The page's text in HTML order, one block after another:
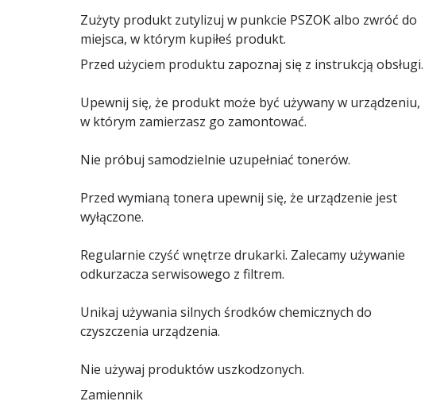
Zużyty produkt zutylizuj w punkcie PSZOK albo zwróć do
miejsca, w którym kupiłeś produkt.
Przed użyciem produktu zapoznaj się z instrukcją obsługi.
Upewnij się, że produkt może być używany w urządzeniu,
w którym zamierzasz go zamontować.
Nie próbuj samodzielnie uzupełniać tonerów.
Przed wymianą tonera upewnij się, że urządzenie jest
wyłączone.
Regularnie czyść wnętrze drukarki. Zalecamy używanie
odkurzacza serwisowego z filtrem.
Unikaj używania silnych środków chemicznych do
czyszczenia urządzenia.
Nie używaj produktów uszkodzonych.
Zamiennik